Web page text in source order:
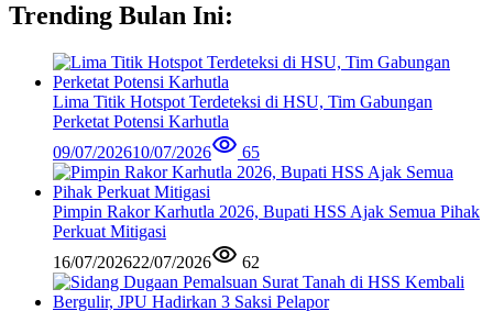
Trending Bulan Ini:
Lima Titik Hotspot Terdeteksi di HSU, Tim Gabungan
Perketat Potensi Karhutla
09/07/202610/07/2026 65
Pimpin Rakor Karhutla 2026, Bupati HSS Ajak Semua Pihak
Perkuat Mitigasi
16/07/202622/07/2026 62